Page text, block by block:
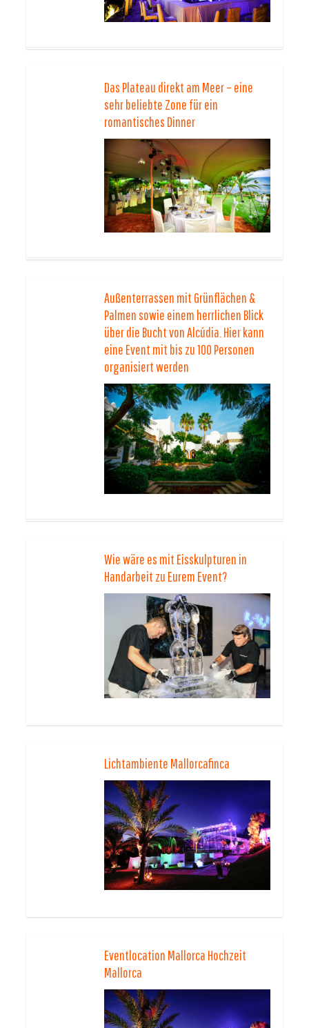
Das Plateau direkt am Meer – eine
sehr beliebte Zone für ein
romantisches Dinner
Außenterrassen mit Grünflächen &
Palmen sowie einem herrlichen Blick
über die Bucht von Alcúdia. Hier kann
eine Event mit bis zu 100 Personen
organisiert werden
Wie wäre es mit Eisskulpturen in
Handarbeit zu Eurem Event?
Lichtambiente Mallorcafinca
Eventlocation Mallorca Hochzeit
Mallorca